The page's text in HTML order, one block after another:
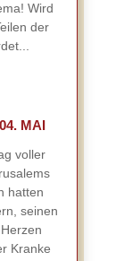
Wird
der
MAI
voller
hatten
seinen
Kranke